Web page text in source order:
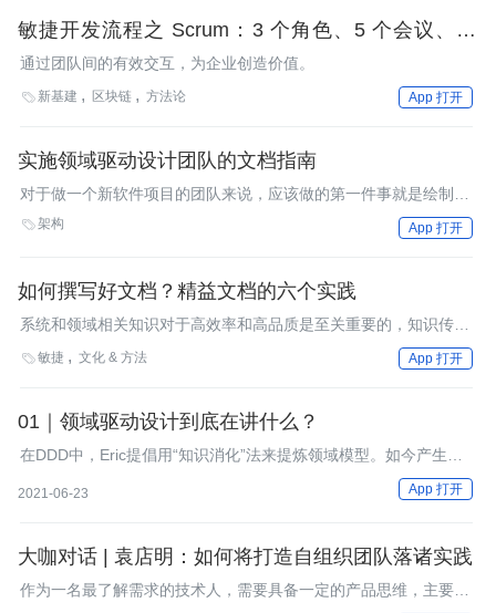
敏捷开发流程之 Scrum：3 个角色、5 个会议、12
原则
通过团队间的有效交互，为企业创造价值。
 新基建 区块链 方法论 App 打开
实施领域驱动设计团队的文档指南
对于做一个新软件项目的团队来说，应该做的第一件事就是绘制情
境图，帮助他们理解情境、核心领域以及他们可能需要与之交互的
其他情境，从而让所有涉及的人员都对领域有一致的理解，Paul
什么类型的文档。
架构 App 打开
如何撰写好文档？精益文档的六个实践
系统和领域相关知识对于高效率和高品质是至关重要的，知识传承
的最好途径就是面对面的对话。不幸的是，很多情况下无法实现面
对面的对话，唯一的救赎就是精益文档。本文将为读者展示如何用
维护。
敏捷 文化 & 方法 App 打开
01｜领域驱动设计到底在讲什么？
在DDD中，Eric提倡用“知识消化”法来提炼领域模型。如今产生的
很多提炼领域模型的方法，宏观上仍遵从知识消化的步骤。
2021-06-23 App 打开
大咖对话 | 袁店明：如何将打造自组织团队落诸实践
作为一名最了解需求的技术人，需要具备一定的产品思维，主要包